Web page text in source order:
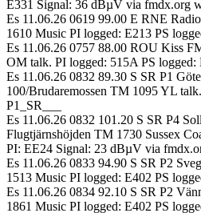
E331 Signal: 36 dBµV via fmdx.org
Es 11.06.26 0619 99.00 E RNE
1610 Music PI logged: E213 PS
Es 11.06.26 0757 88.00 ROU Kiss
OM talk. PI logged: 515A PS logged:
Es 11.06.26 0832 89.30 S SR P1
100/Brudaremossen TM 1095 YL
P1_SR___
Es 11.06.26 0832 101.20 S SR P4
Flugtjärnshöjden TM 1730 Sussex
PI: EE24 Signal: 23 dBµV via
Es 11.06.26 0833 94.90 S SR P2
1513 Music PI logged: E402 PS
Es 11.06.26 0834 92.10 S SR P2
1861 Music PI logged: E402 PS